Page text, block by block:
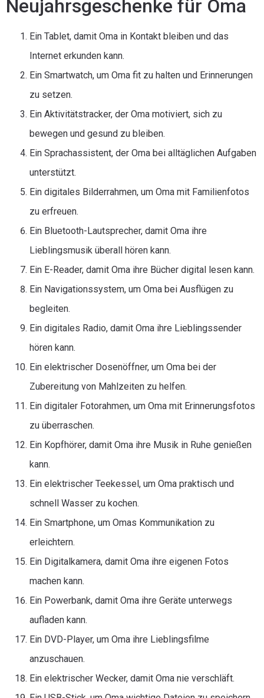
Neujahrsgeschenke für Oma
Ein Tablet, damit Oma in Kontakt bleiben und das
Internet erkunden kann.
Ein Smartwatch, um Oma fit zu halten und Erinnerungen
zu setzen.
Ein Aktivitätstracker, der Oma motiviert, sich zu
bewegen und gesund zu bleiben.
Ein Sprachassistent, der Oma bei alltäglichen Aufgaben
unterstützt.
Ein digitales Bilderrahmen, um Oma mit Familienfotos
zu erfreuen.
Ein Bluetooth-Lautsprecher, damit Oma ihre
Lieblingsmusik überall hören kann.
Ein E-Reader, damit Oma ihre Bücher digital lesen kann.
Ein Navigationssystem, um Oma bei Ausflügen zu
begleiten.
Ein digitales Radio, damit Oma ihre Lieblingssender
hören kann.
Ein elektrischer Dosenöffner, um Oma bei der
Zubereitung von Mahlzeiten zu helfen.
Ein digitaler Fotorahmen, um Oma mit Erinnerungsfotos
zu überraschen.
Ein Kopfhörer, damit Oma ihre Musik in Ruhe genießen
kann.
Ein elektrischer Teekessel, um Oma praktisch und
schnell Wasser zu kochen.
Ein Smartphone, um Omas Kommunikation zu
erleichtern.
Ein Digitalkamera, damit Oma ihre eigenen Fotos
machen kann.
Ein Powerbank, damit Oma ihre Geräte unterwegs
aufladen kann.
Ein DVD-Player, um Oma ihre Lieblingsfilme
anzuschauen.
Ein elektrischer Wecker, damit Oma nie verschläft.